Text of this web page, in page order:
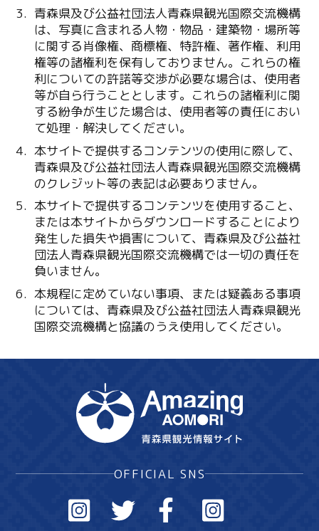
青森県及び公益社団法人青森県観光国際交流機構
は、写真に含まれる人物・物品・建築物・場所等
に関する肖像権、商標権、特許権、著作権、利用
権等の諸権利を保有しておりません。これらの権
利についての許諾等交渉が必要な場合は、使用者
等が自ら行うこととします。これらの諸権利に関
する紛争が生じた場合は、使用者等の責任におい
て処理・解決してください。
本サイトで提供するコンテンツの使用に際して、
青森県及び公益社団法人青森県観光国際交流機構
のクレジット等の表記は必要ありません。
本サイトで提供するコンテンツを使用すること、
または本サイトからダウンロードすることにより
発生した損失や損害について、青森県及び公益社
団法人青森県観光国際交流機構では一切の責任を
負いません。
本規程に定めていない事項、または疑義ある事項
については、青森県及び公益社団法人青森県観光
国際交流機構と協議のうえ使用してください。
OFFICIAL SNS